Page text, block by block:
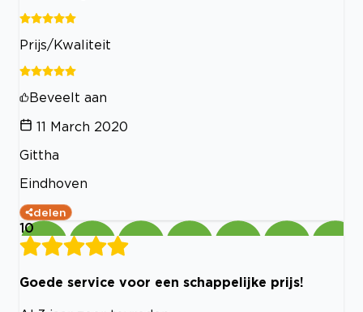
Prijs/Kwaliteit
Beveelt aan
11 March 2020
Gittha
Eindhoven
delen
10
Goede service voor een schappelijke prijs!